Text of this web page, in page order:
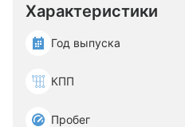
Характеристики
Год выпуска
КПП
Пробег